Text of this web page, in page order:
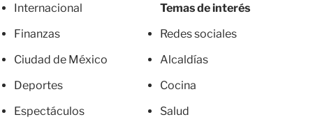
Internacional
Finanzas
Ciudad de México
Deportes
Espectáculos
Temas de interés
Redes sociales
Alcaldías
Cocina
Salud